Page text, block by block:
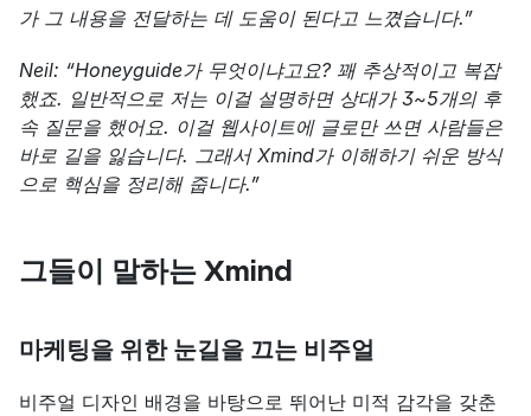
가 그 내용을 전달하는 데 도움이 된다고 느꼈습니다.”
Neil: “Honeyguide가 무엇이냐고요? 꽤 추상적이고 복잡
했죠. 일반적으로 저는 이걸 설명하면 상대가 3~5개의 후
속 질문을 했어요. 이걸 웹사이트에 글로만 쓰면 사람들은
바로 길을 잃습니다. 그래서 Xmind가 이해하기 쉬운 방식
으로 핵심을 정리해 줍니다.”
그들이 말하는 Xmind
마케팅을 위한 눈길을 끄는 비주얼
비주얼 디자인 배경을 바탕으로 뛰어난 미적 감각을 갖춘